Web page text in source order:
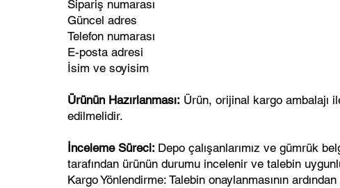
Sipariş numarası
Güncel adres
Telefon numarası
E-posta adresi
İsim ve soyisim
Ürünün Hazırlanması: Ürün, orijinal kargo ambalajı
edilmelidir.
İnceleme Süreci: Depo çalışanlarımız ve gümrük
tarafından ürünün durumu incelenir ve talebin
Kargo Yönlendirme: Talebin onaylanmasının